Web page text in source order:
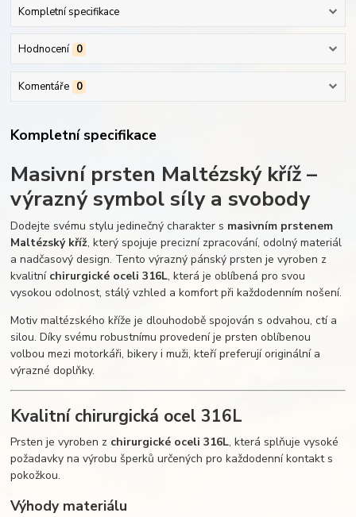
Kompletní specifikace
Hodnocení 0
Komentáře 0
Kompletní specifikace
Masivní prsten Maltézský kříž –
výrazný symbol síly a svobody
Dodejte svému stylu jedinečný charakter s masivním prstenem
Maltézský kříž, který spojuje precizní zpracování, odolný materiál
a nadčasový design. Tento výrazný pánský prsten je vyroben z
kvalitní chirurgické oceli 316L, která je oblíbená pro svou
vysokou odolnost, stálý vzhled a komfort při každodenním nošení.
Motiv maltézského kříže je dlouhodobě spojován s odvahou, ctí a
silou. Díky svému robustnímu provedení je prsten oblíbenou
volbou mezi motorkáři, bikery i muži, kteří preferují originální a
výrazné doplňky.
Kvalitní chirurgická ocel 316L
Prsten je vyroben z chirurgické oceli 316L, která splňuje vysoké
požadavky na výrobu šperků určených pro každodenní kontakt s
pokožkou.
Výhody materiálu